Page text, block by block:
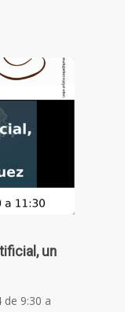
un
de 9:30 a